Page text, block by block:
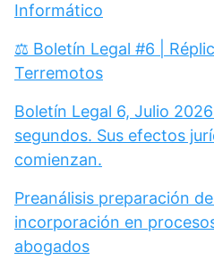
Informático
⚖️ Boletín Legal #6 |
Terremotos
Boletín Legal 6, Julio
segundos. Sus efectos
comienzan.
Preanálisis preparación
incorporación en
abogados